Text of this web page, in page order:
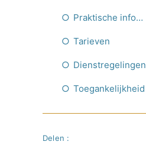
Praktische informatie
Tarieven
Dienstregelingen
Toegankelijkheid
Delen :